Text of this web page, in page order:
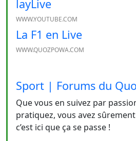
layLive
WWW.YOUTUBE.COM
La F1 en Live
WWW.QUOZPOWA.COM
Sport | Forums du
Que vous en suivez par
pratiquez, vous avez
c’est ici que ça se passe !